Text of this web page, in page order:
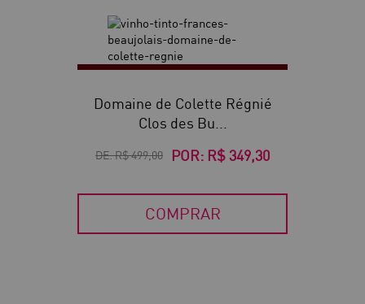
Domaine de Colette Régnié
Clos des Bu...
DE:R$ 499,00 POR: R$ 349,30
COMPRAR